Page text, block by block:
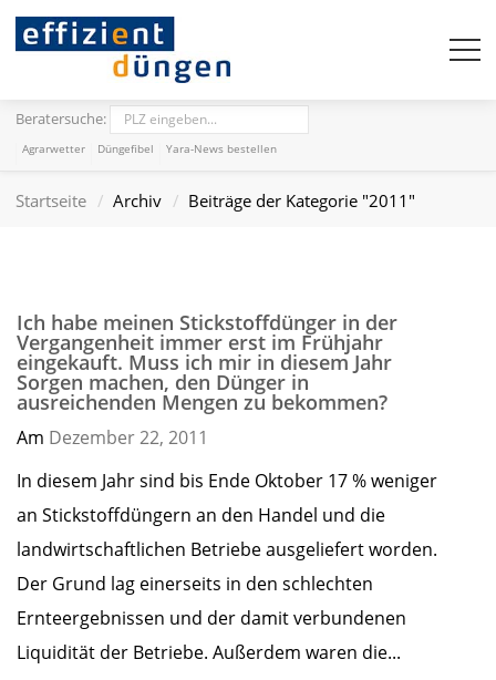
Beratersuche:
Agrarwetter Düngefibel Yara-News bestellen
Startseite Archiv Beiträge der Kategorie "2011"
Ich habe meinen Stickstoffdünger in der
Vergangenheit immer erst im Frühjahr
eingekauft. Muss ich mir in diesem Jahr
Sorgen machen, den Dünger in
ausreichenden Mengen zu bekommen?
Am Dezember 22, 2011
In diesem Jahr sind bis Ende Oktober 17 % weniger
an Stickstoffdüngern an den Handel und die
landwirtschaftlichen Betriebe ausgeliefert worden.
Der Grund lag einerseits in den schlechten
Ernteergebnissen und der damit verbundenen
Liquidität der Betriebe. Außerdem waren die...